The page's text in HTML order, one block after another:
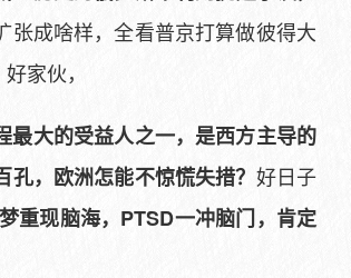
张成啥样，全看普京打算做彼得大
家伙，
最大的受益人之一，是西方主导的
，欧洲怎能不惊慌失措？ 好日子
重现脑海，PTSD一冲脑门，肯定